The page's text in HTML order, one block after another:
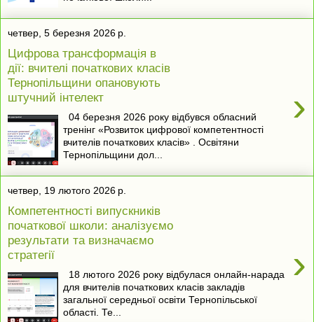
четвер, 5 березня 2026 р.
Цифрова трансформація в
дії: вчителі початкових класів
Тернопільщини опановують
штучний інтелект
›
04 березня 2026 року відбувся обласний
тренінг «Розвиток цифрової компетентності
вчителів початкових класів» . Освітяни
Тернопільщини дол...
четвер, 19 лютого 2026 р.
Компетентності випускників
початкової школи: аналізуємо
результати та визначаємо
стратегії
›
18 лютого 2026 року відбулася онлайн-нарада
для вчителів початкових класів закладів
загальної середньої освіти Тернопільської
області. Те...